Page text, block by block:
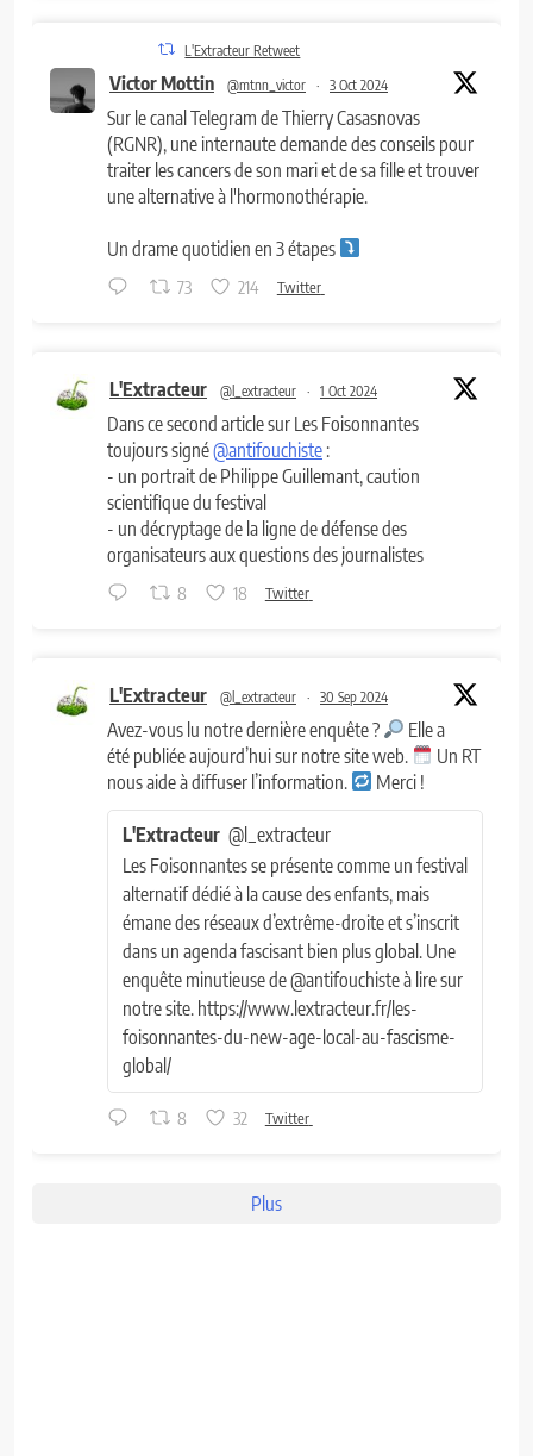
L'Extracteur Retweet
Victor Mottin @mtnn_victor · 3 Oct 2024
Sur le canal Telegram de Thierry Casasnovas
(RGNR), une internaute demande des conseils pour
traiter les cancers de son mari et de sa fille et trouver
une alternative à l'hormonothérapie.
Un drame quotidien en 3 étapes
73 214 Twitter
L'Extracteur @l_extracteur · 1 Oct 2024
Dans ce second article sur Les Foisonnantes
toujours signé@antifouchiste :
- un portrait de Philippe Guillemant, caution
scientifique du festival
- un décryptage de la ligne de défense des
organisateurs aux questions des journalistes
8 18 Twitter
L'Extracteur @l_extracteur · 30 Sep 2024
Avez-vous lu notre dernière enquête ?
Elle a
été publiée aujourd’hui sur notre site web.
Un RT
nous aide à diffuser l’information.
Merci !
L'Extracteur @l_extracteur
Les Foisonnantes se présente comme un festival
alternatif dédié à la cause des enfants, mais
émane des réseaux d’extrême-droite et s’inscrit
dans un agenda fascisant bien plus global. Une
enquête minutieuse de @antifouchiste à lire sur
notre site. https://www.lextracteur.fr/les-
foisonnantes-du-new-age-local-au-fascisme-
global/
8 32 Twitter
Plus